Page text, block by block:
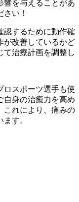
響を与えることがあ
い！
認するために動作確
が改善しているかど
て治療計画を調整し
ロスポーツ選手も使
自身の治癒力を高め
これにより、痛みの
す。